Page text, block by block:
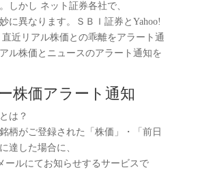
しかし ネット証券各社で、
に異なります。ＳＢＩ証券とYahoo!
近リアル株価との乖離をアラート通
ル株価とニュースのアラート通知を
株価アラート通知
は？
柄がご登録された「株価」・「前日
達した場合に、
ールにてお知らせするサービスで